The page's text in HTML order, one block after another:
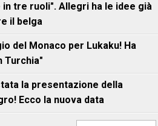
in tre ruoli". Allegri ha le idee già
il belga
del Monaco per Lukaku! Ha
Turchia"
la presentazione della
Ecco la nuova data